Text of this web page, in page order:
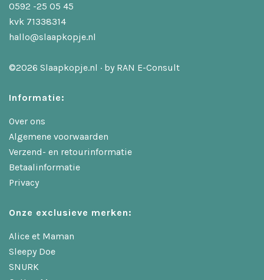
0592 -25 05 45
kvk 71338314
hallo@slaapkopje.nl
©2026 Slaapkopje.nl · by RAN E-Consult
Informatie:
Over ons
Algemene voorwaarden
Verzend- en retourinformatie
Betaalinformatie
Privacy
Onze exclusieve merken:
Alice et Maman
Sleepy Doe
SNURK